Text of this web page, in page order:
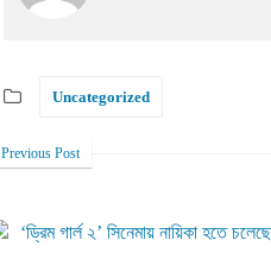
Uncategorized
Previous Post
‘ড্রিম গার্ল ২’ সিনেমায় নায়িকা হতে